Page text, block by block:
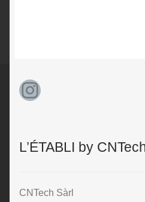
Instagram
L’ÉTABLI by
CNTech Sàrl